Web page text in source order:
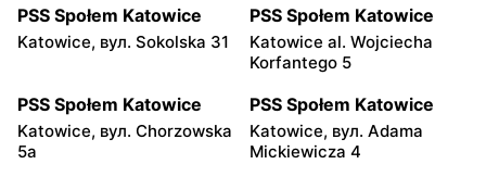
PSS Społem Katowice
Katowice, вул. Sokolska 31
PSS Społem Katowice
Katowice al. Wojciecha
Korfantego 5
PSS Społem Katowice
Katowice, вул. Chorzowska
5a
PSS Społem Katowice
Katowice, вул. Adama
Mickiewicza 4